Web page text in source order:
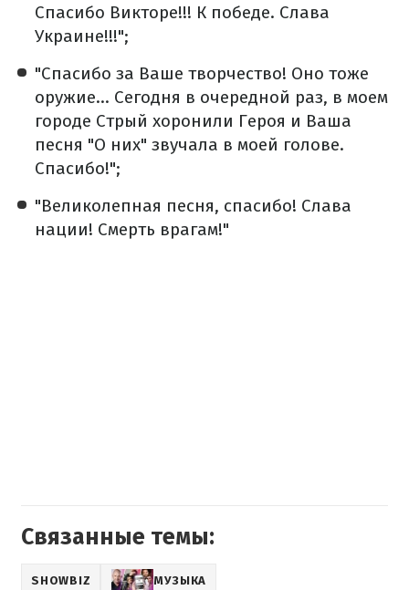
Спасибо Викторе!!! К победе. Слава
Украине!!!";
"Спасибо за Ваше творчество! Оно тоже
оружие... Сегодня в очередной раз, в моем
городе Стрый хоронили Героя и Ваша
песня "О них" звучала в моей голове.
Спасибо!";
"Великолепная песня, спасибо! Слава
нации! Смерть врагам!"
Связанные темы:
SHOWBIZ МУЗЫКА